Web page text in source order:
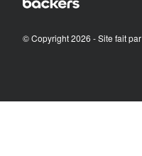
© Copyright 2026 - Site fait par